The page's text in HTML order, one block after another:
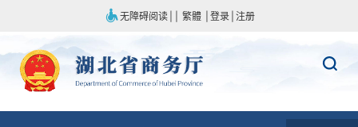
无障碍阅读 繁體 登录 注册